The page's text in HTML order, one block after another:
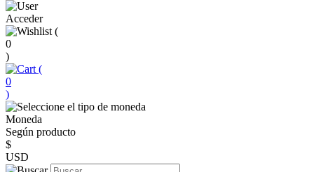
Acceder
(
0
)
(
0
)
Moneda
Según producto
$
USD